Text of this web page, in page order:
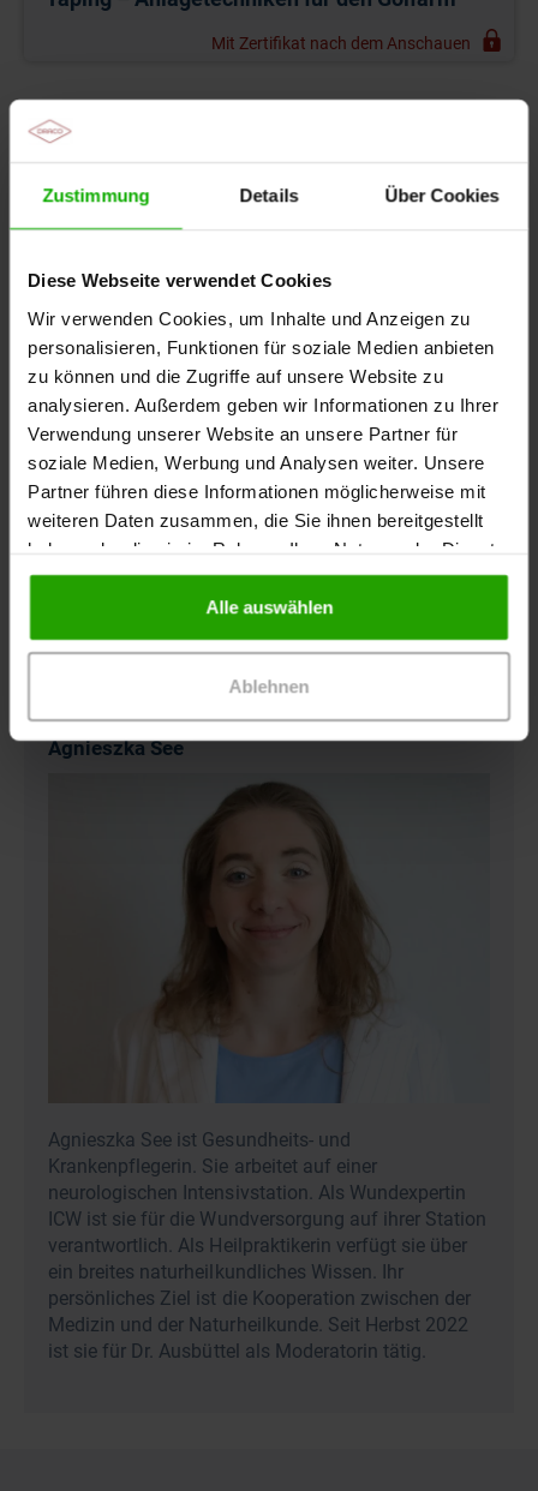
Zustimmung Details Über Cookies
Diese Webseite verwendet Cookies
Wir verwenden Cookies, um Inhalte und Anzeigen zu
personalisieren, Funktionen für soziale Medien anbieten
zu können und die Zugriffe auf unsere Website zu
analysieren. Außerdem geben wir Informationen zu Ihrer
Verwendung unserer Website an unsere Partner für
soziale Medien, Werbung und Analysen weiter. Unsere
Partner führen diese Informationen möglicherweise mit
weiteren Daten zusammen, die Sie ihnen bereitgestellt
haben oder die sie im Rahmen Ihrer Nutzung der Dienste
gesammelt haben.
Alle auswählen
Ablehnen
Mit Zertifikat nach dem Anschauen
Auch interessant
Videreihe: Kinesiologisches Taping -
Anlagetechniken für den Daumen
Kinesiologisches Tape: Anwendung, Beratung und
Schnittmuster
Kinesiologisches Taping – Anlagetechniken am
Oberkörper: Entstehung, Schnittmuster und mehr
Die Moderatorin
Agnieszka See
Agnieszka See ist Gesundheits- und
Krankenpflegerin. Sie arbeitet auf einer
neurologischen Intensivstation. Als Wundexpertin
ICW ist sie für die Wundversorgung auf ihrer Station
verantwortlich. Als Heilpraktikerin verfügt sie über
ein breites naturheilkundliches Wissen. Ihr
persönliches Ziel ist die Kooperation zwischen der
Medizin und der Naturheilkunde. Seit Herbst 2022
ist sie für Dr. Ausbüttel als Moderatorin tätig.